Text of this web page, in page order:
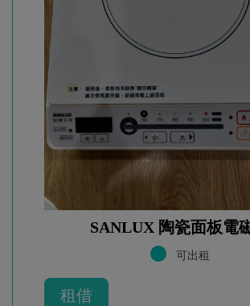
SANLUX 陶瓷面板電
可出租
租借